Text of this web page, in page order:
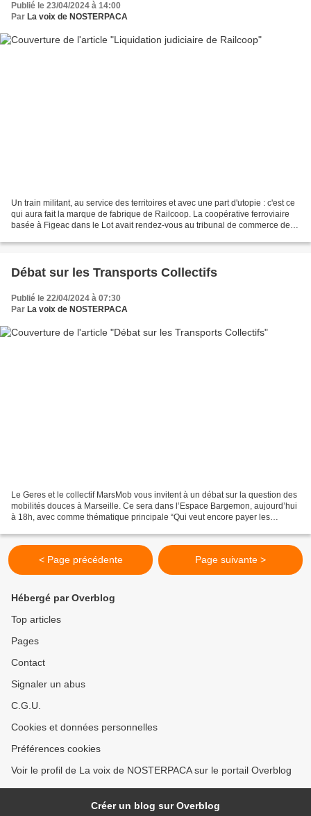
Publié le 23/04/2024 à 14:00
Par La voix de NOSTERPACA
Un train militant, au service des territoires et avec une part d'utopie : c'est ce
qui aura fait la marque de fabrique de Railcoop. La coopérative ferroviaire
basée à Figeac dans le Lot avait rendez-vous au tribunal de commerce de
Débat sur les Transports Collectifs
Publié le 22/04/2024 à 07:30
Par La voix de NOSTERPACA
Le Geres et le collectif MarsMob vous invitent à un débat sur la question des
mobilités douces à Marseille. Ce sera dans l’Espace Bargemon, aujourd’hui
à 18h, avec comme thématique principale “Qui veut encore payer les
< Page précédente Page suivante >
Hébergé par Overblog
Top articles
Pages
Contact
Signaler un abus
C.G.U.
Cookies et données personnelles
Préférences cookies
Voir le profil de La voix de NOSTERPACA sur le portail Overblog
Créer un blog sur Overblog